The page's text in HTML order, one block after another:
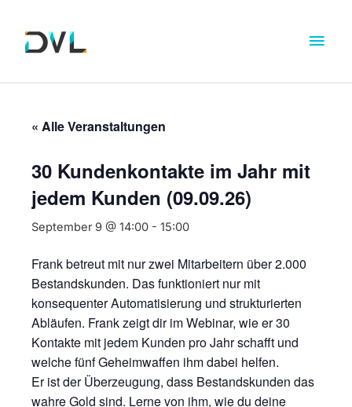
« Alle Veranstaltungen
30 Kundenkontakte im Jahr mit
jedem Kunden (09.09.26)
September 9 @ 14:00 - 15:00
Frank betreut mit nur zwei Mitarbeitern über 2.000
Bestandskunden. Das funktioniert nur mit
konsequenter Automatisierung und strukturierten
Abläufen. Frank zeigt dir im Webinar, wie er 30
Kontakte mit jedem Kunden pro Jahr schafft und
welche fünf Geheimwaffen ihm dabei helfen.
Er ist der Überzeugung, dass Bestandskunden das
wahre Gold sind. Lerne von ihm, wie du deine